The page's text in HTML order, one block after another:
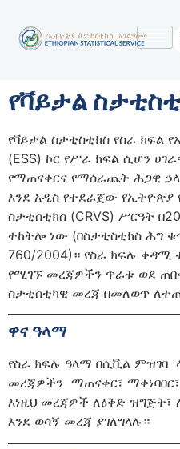
የቫይታል
የቫይታል ስታቲስቲክስ የስራ ክፍል
(ESS) ኮር የሥራ ክፍል ሲሆን
የማጠናቀርና የማሰራጨት ሕጋዊ
እንደ አዲስ የተደራጀው የኢትዮጵያ
ስታቲስቲክስ (CRVS) ሥርዓት
ተከትሎ ነው (በስታቲስቲክስ ሕግ
760/2004)። የስራ ክፍሉ ቀዳሚ
የሚገኙ መረጃዎችን ጥራቱ ወደ
ስታቲስቲካዊ መረጃ በመለወጥ
ዋና ዓላማ
የስራ ክፍሉ ዓላማ በሲቪል ምዝገባ
መረጃዎችን ማጠናቀር፣
እነዚህ መረጃዎች ለዕቅድ ዝግጅት፣
እንደ ወሳኝ መረጃ ያገለግላሉ።